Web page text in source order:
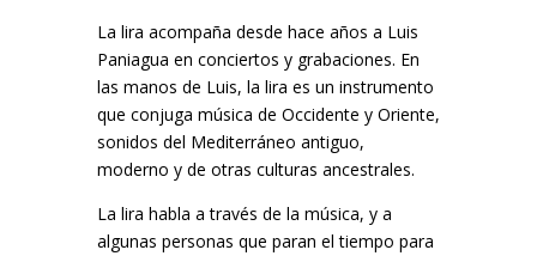
La lira acompaña desde hace años a Luis
Paniagua en conciertos y grabaciones. En
las manos de Luis, la lira es un instrumento
que conjuga música de Occidente y Oriente,
sonidos del Mediterráneo antiguo,
moderno y de otras culturas ancestrales.
La lira habla a través de la música, y a
algunas personas que paran el tiempo para